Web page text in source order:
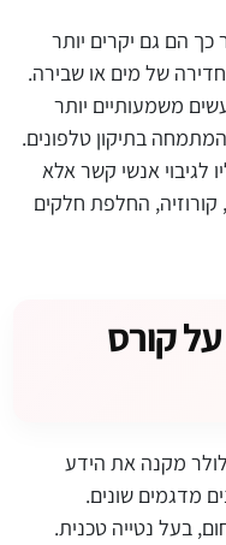
הם גם יקרים יותר
חדירה של מים או שבירה.
משמעותיים יותר
בתיקון טלפונים.
לגיבוי אנשי קשר אלא
החלפת חלקים
קורס
מקנה את הידע
מדגמים שונים.
בעל נטייה טכנית.